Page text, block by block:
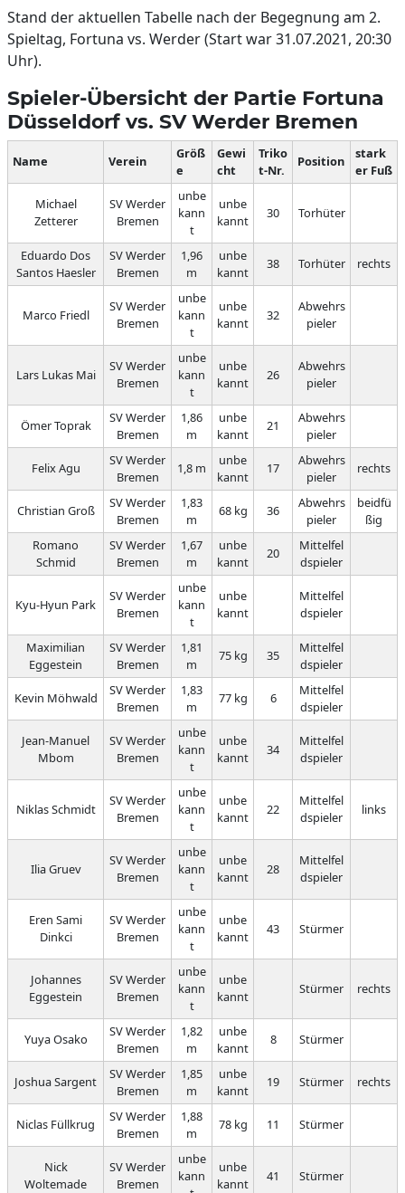
Stand der aktuellen Tabelle nach der Begegnung am 2.
Spieltag, Fortuna vs. Werder (Start war 31.07.2021, 20:30
Uhr).
Spieler-Übersicht der Partie Fortuna
Düsseldorf vs. SV Werder Bremen
Name Verein
Größ
e
Gewi
cht
Triko
t-Nr.
Position
stark
er Fuß
Michael
Zetterer
SV Werder
Bremen
unbe
kann
t
unbe
kannt
30 Torhüter
Eduardo Dos
Santos Haesler
SV Werder
Bremen
1,96
m
unbe
kannt
38 Torhüter rechts
Marco Friedl
SV Werder
Bremen
unbe
kann
t
unbe
kannt
32
Abwehrs
pieler
Lars Lukas Mai
SV Werder
Bremen
unbe
kann
t
unbe
kannt
26
Abwehrs
pieler
Ömer Toprak
SV Werder
Bremen
1,86
m
unbe
kannt
21
Abwehrs
pieler
Felix Agu
SV Werder
Bremen
1,8 m
unbe
kannt
17
Abwehrs
pieler
rechts
Christian Groß
SV Werder
Bremen
1,83
m
68 kg 36
Abwehrs
pieler
beidfü
ßig
Romano
Schmid
SV Werder
Bremen
1,67
m
unbe
kannt
20
Mittelfel
dspieler
Kyu-Hyun Park
SV Werder
Bremen
unbe
kann
t
unbe
kannt
Mittelfel
dspieler
Maximilian
Eggestein
SV Werder
Bremen
1,81
m
75 kg 35
Mittelfel
dspieler
Kevin Möhwald
SV Werder
Bremen
1,83
m
77 kg 6
Mittelfel
dspieler
Jean-Manuel
Mbom
SV Werder
Bremen
unbe
kann
t
unbe
kannt
34
Mittelfel
dspieler
Niklas Schmidt
SV Werder
Bremen
unbe
kann
t
unbe
kannt
22
Mittelfel
dspieler
links
Ilia Gruev
SV Werder
Bremen
unbe
kann
t
unbe
kannt
28
Mittelfel
dspieler
Eren Sami
Dinkci
SV Werder
Bremen
unbe
kann
t
unbe
kannt
43 Stürmer
Johannes
Eggestein
SV Werder
Bremen
unbe
kann
t
unbe
kannt
Stürmer rechts
Yuya Osako
SV Werder
Bremen
1,82
m
unbe
kannt
8 Stürmer
Joshua Sargent
SV Werder
Bremen
1,85
m
unbe
kannt
19 Stürmer rechts
Niclas Füllkrug
SV Werder
Bremen
1,88
m
78 kg 11 Stürmer
Nick
Woltemade
SV Werder
Bremen
unbe
kann
unbe
kannt
41 Stürmer